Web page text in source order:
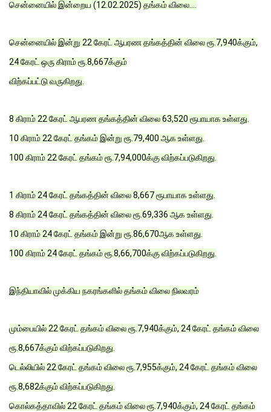
சென்னையில் இன்றைய (12.02.2025) தங்கம் விலை....
சென்னையில் இன்று 22 கேரட் ஆபரண தங்கத்தின் விலை ரூ.7,940க்கும்,
24 கேரட் ஒரு கிராம் ரூ.8,667க்கும்
விற்கப்பட்டு வருகிறது.
8 கிராம் 22 கேரட் ஆபரண தங்கத்தின் விலை 63,520 ரூபாயாக உள்ளது.
10 கிராம் 22 கேரட் தங்கம் இன்று ரூ.79,400 ஆக உள்ளது.
100 கிராம் 22 கேரட் தங்கம் ரூ.7,94,000க்கு விற்கப்படுகிறது.
1 கிராம் 24 கேரட் தங்கத்தின் விலை 8,667 ரூபாயாக உள்ளது.
8 கிராம் 24 கேரட் தங்கத்தின் விலை ரூ.69,336 ஆக உள்ளது.
10 கிராம் 24 கேரட் தங்கம் இன்று ரூ.86,670ஆக உள்ளது.
100 கிராம் 24 கேரட் தங்கம் ரூ.8,66,700க்கு விற்கப்படுகிறது.
இந்தியாவில் முக்கிய நகரங்களில் தங்கம் விலை நிலவரம்
மும்பையில் 22 கேரட் தங்கம் விலை ரூ.7,940க்கும், 24 கேரட் தங்கம் விலை
ரூ.8,667க்கும் விற்கப்படுகிறது.
டெல்லியில் 22 கேரட் தங்கம் விலை ரூ.7,955க்கும், 24 கேரட் தங்கம் விலை
ரூ.8,682க்கும் விற்கப்படுகிறது.
கொல்கத்தாவில் 22 கேரட் தங்கம் விலை ரூ.7,940க்கும், 24 கேரட் தங்கம்